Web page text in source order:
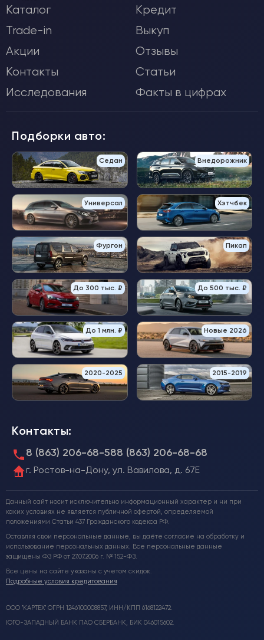
Каталог
Кредит
Trade-in
Выкуп
Акции
Отзывы
Контакты
Статьи
Исследования
Факты в цифрах
Подборки авто:
Седан Внедорожник
Универсал Хэтчбек
Фургон Пикап
До 300 тыс. ₽ До 500 тыс. ₽
До 1 млн. ₽ Новые 2026
2020-2025 2015-2019
Контакты:
8 (863) 206-68-588 (863) 206-68-68
г. Ростов-на-Дону, ул. Вавилова, д. 67Е
Данный сайт носит исключительно информационный характер и ни при
каких условиях не является публичной офертой, определяемой
положениями Статьи 437 Гражданского кодекса РФ.
Оставляя свои персональные данные, вы даёте согласие на обработку и
использование персональных данных. Все персональные данные
защищены ФЗ РФ от 27.07.2006 г. № 152-ФЗ.
Все цены на сайте указаны с учетом скидок.
Подробные условия кредитования
ООО "КАРТЕХ" ОГРН 1246100008857, ИНН/КПП 6168122472.
ЮГО-ЗАПАДНЫЙ БАНК ПАО СБЕРБАНК, БИК 046015602.